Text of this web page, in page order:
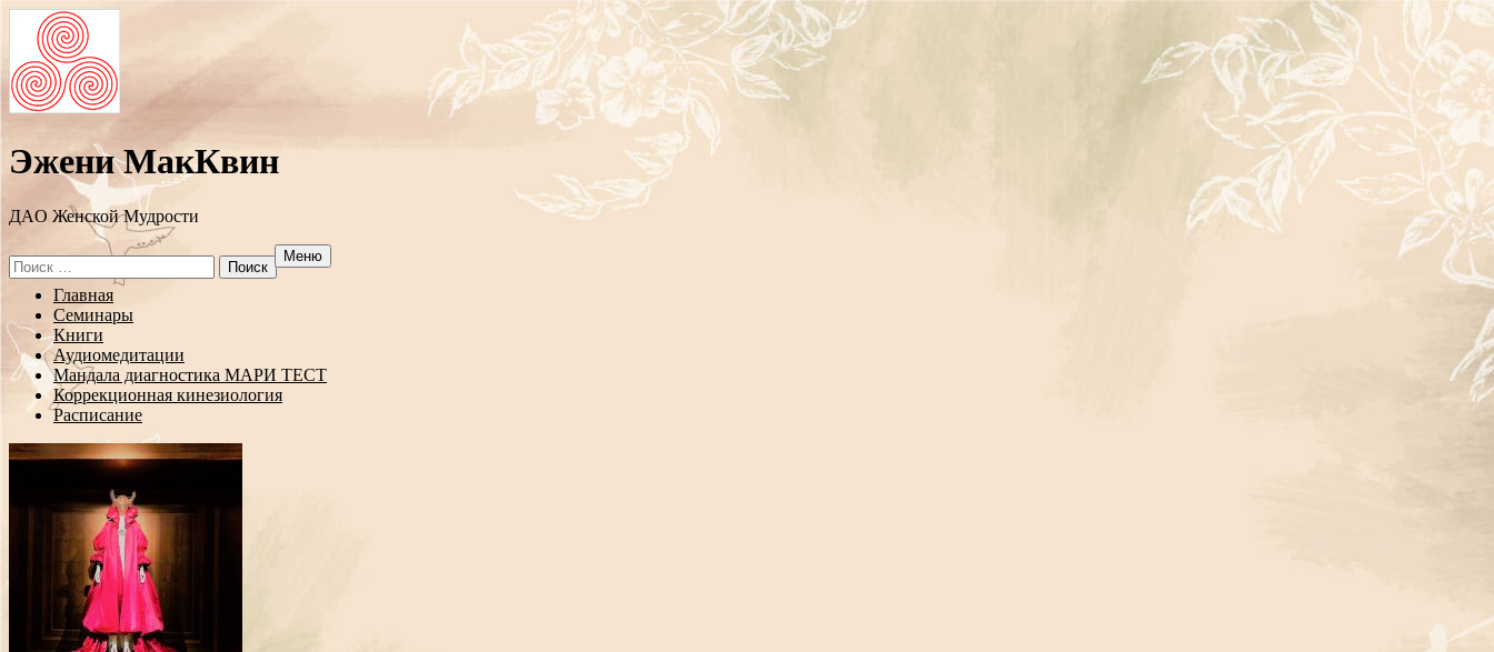
Эжени МакКвин
ДAO Женской Мудрости
Search
for:
Меню
Перейти
содержанию
Главная
Семинары
Книги
Аудиомедитации
Мандала диагностика МАРИ ТЕСТ
Коррекционная кинезиология
Расписание